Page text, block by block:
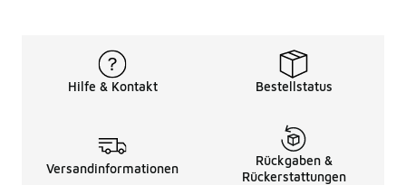
Hilfe & Kontakt Bestellstatus
Versandinformationen
Rückgaben &
Rückerstattungen